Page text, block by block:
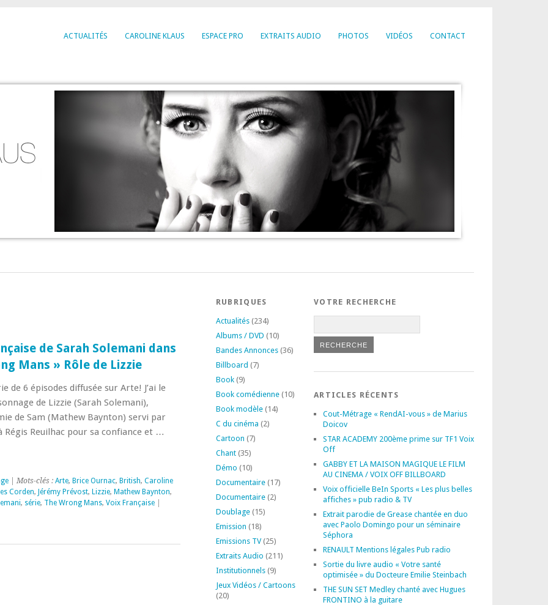
ACTUALITÉS CAROLINE KLAUS ESPACE PRO EXTRAITS AUDIO PHOTOS VIDÉOS CONTACT
de Sarah Solemani dans
Mans » Rôle de Lizzie
de 6 épisodes diffusée sur Arte! J’ai le
de Lizzie (Sarah Solemani),
de Sam (Mathew Baynton) servi par
Reuilhac pour sa confiance et …
| Mots-clés : Arte, Brice Ournac, British, Caroline
Corden, Jérémy Prévost, Lizzie, Mathew Baynton,
, série, The Wrong Mans, Voix Française|
RUBRIQUES
Actualités(234)
Albums / DVD (10)
Bandes Annonces(36)
Billboard (7)
Book(9)
Book comédienne(10)
Book modèle(14)
C du cinéma (2)
Cartoon (7)
Chant(35)
Démo (10)
Documentaire(17)
Documentaire(2)
Doublage(15)
Emission (18)
Emissions TV(25)
Extraits Audio (211)
Institutionnels(9)
Jeux Vidéos / Cartoons
(20)
VOTRE RECHERCHE
ARTICLES RÉCENTS
Cout-Métrage « RendAI-vous » de Marius
Doicov
STAR ACADEMY 200ème prime sur TF1 Voix
Off
GABBY ET LA MAISON MAGIQUE LE FILM
AU CINEMA / VOIX OFF BILLBOARD
Voix officielle BeIn Sports « Les plus belles
affiches » pub radio & TV
Extrait parodie de Grease chantée en duo
avec Paolo Domingo pour un séminaire
Séphora
RENAULT Mentions légales Pub radio
Sortie du livre audio « Votre santé
optimisée » du Docteure Emilie Steinbach
THE SUN SET Medley chanté avec Hugues
FRONTINO à la guitare